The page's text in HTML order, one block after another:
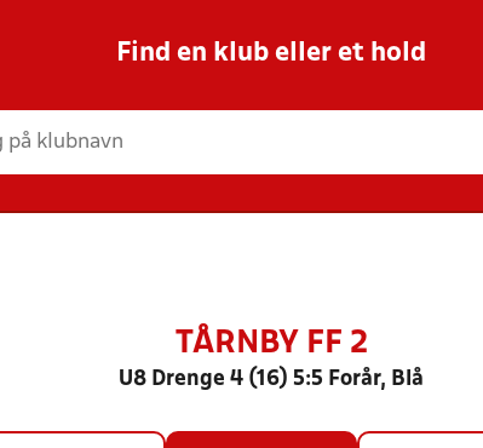
Find en klub eller et hold
TÅRNBY FF 2
U8 Drenge 4 (16) 5:5 Forår, Blå